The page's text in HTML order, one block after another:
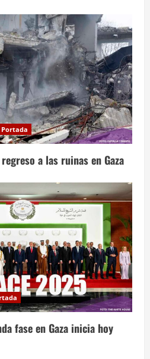
Portada
a las ruinas en Gaza
fase en Gaza inicia hoy